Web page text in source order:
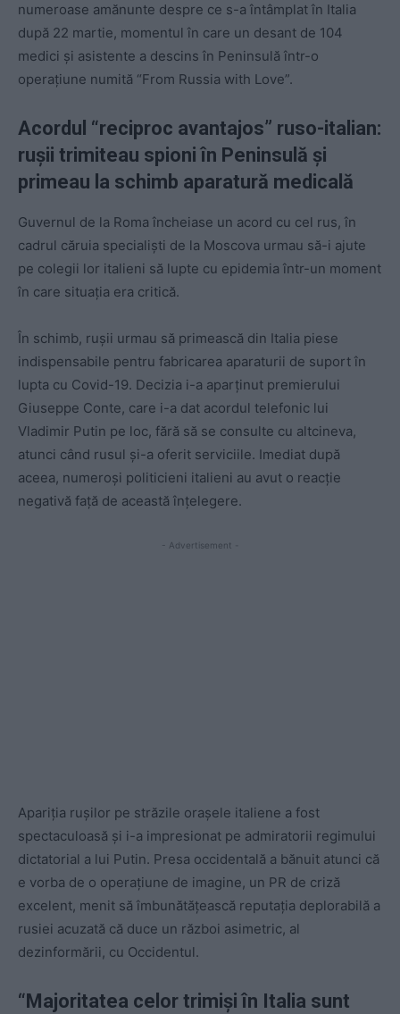
numeroase amănunte despre ce s-a întâmplat în Italia
după 22 martie, momentul în care un desant de 104
medici și asistente a descins în Peninsulă într-o
operațiune numită “From Russia with Love”.
Acordul “reciproc avantajos” ruso-italian:
rușii trimiteau spioni în Peninsulă și
primeau la schimb aparatură medicală
Guvernul de la Roma încheiase un acord cu cel rus, în
cadrul căruia specialiști de la Moscova urmau să-i ajute
pe colegii lor italieni să lupte cu epidemia într-un moment
în care situația era critică.
În schimb, rușii urmau să primească din Italia piese
indispensabile pentru fabricarea aparaturii de suport în
lupta cu Covid-19. Decizia i-a aparținut premierului
Giuseppe Conte, care i-a dat acordul telefonic lui
Vladimir Putin pe loc, fără să se consulte cu altcineva,
atunci când rusul și-a oferit serviciile. Imediat după
aceea, numeroși politicieni italieni au avut o reacție
negativă față de această înțelegere.
- Advertisement -
Apariția rușilor pe străzile orașele italiene a fost
spectaculoasă și i-a impresionat pe admiratorii regimului
dictatorial a lui Putin. Presa occidentală a bănuit atunci că
e vorba de o operațiune de imagine, un PR de criză
excelent, menit să îmbunătățească reputația deplorabilă a
rusiei acuzată că duce un război asimetric, al
dezinformării, cu Occidentul.
“Majoritatea celor trimiși în Italia sunt